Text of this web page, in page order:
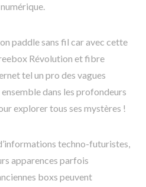
paddle sans fil car avec cette
Révolution et fibre
tel un pro des vagues
dans les profondeurs
explorer tous ses mystères !
techno-futuristes,
apparences parfois
boxs peuvent